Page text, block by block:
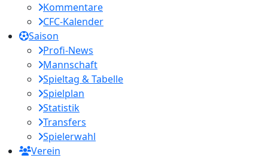
Kommentare
CFC-Kalender
Saison
Profi-News
Mannschaft
Spieltag & Tabelle
Spielplan
Statistik
Transfers
Spielerwahl
Verein